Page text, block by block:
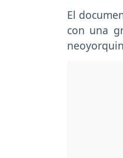
El
con una